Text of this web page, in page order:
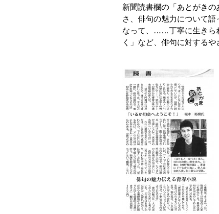
新聞読書欄の「あとがき
さ、俳句の魅力について
なって、……丁寧に生きら
く」など、俳句に対する